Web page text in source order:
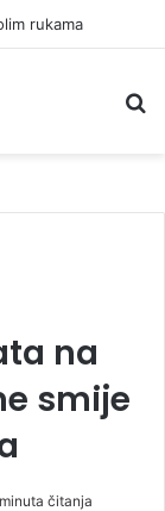
rukama
na
smije
čitanja